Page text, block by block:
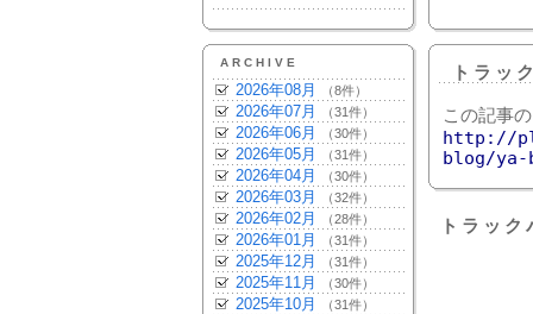
ARCHIVE
2026年08月 （8件）
2026年07月 （31件）
2026年06月 （30件）
2026年05月 （31件）
2026年04月 （30件）
2026年03月 （32件）
2026年02月 （28件）
2026年01月 （31件）
2025年12月 （31件）
2025年11月 （30件）
2025年10月 （31件）
トラッ
この記事
http://
blog/ya-
トラッ